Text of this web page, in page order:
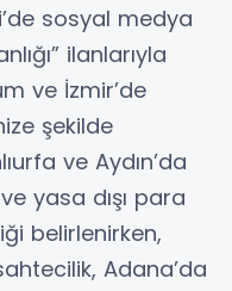
sosyal medya
ilanlarıyla
ve İzmir’de
şekilde
ve Aydın’da
yasa dışı para
belirlenirken,
Adana’da